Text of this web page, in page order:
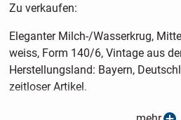
Zu verkaufen:
Eleganter Milch-/Wasserkrug,
weiss, Form 140/6, Vintage aus
Herstellungsland: Bayern,
zeitloser Artikel.
Masse: Höhe = 16 cm, Umfang =